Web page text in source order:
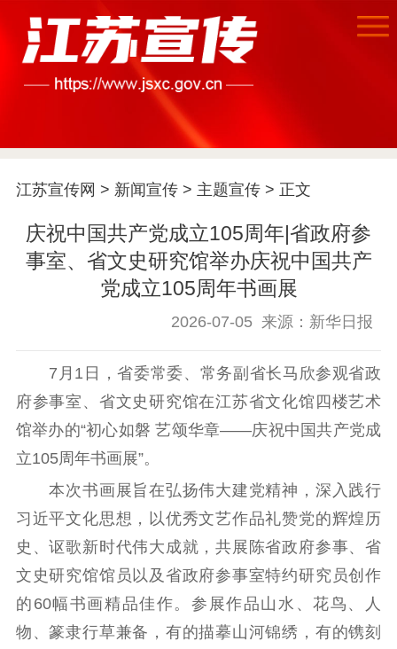
首页
江苏要闻
公示公告
通知公告 信息公开制度
信息公开指南
信息公开年度报
告
政策法规
工作动态
理论武装
理论学习 宣传宣讲 研究阐释
社科强省 工作通知
成果集萃
江苏文脉
资料下载
新闻宣传
主题宣传 对外宣传
新闻发布
记者之家
品牌栏目
江苏宣传网 > 新闻宣传> 主题宣传> 正文
庆祝中国共产党成立105周年|省政府参
事室、省文史研究馆举办庆祝中国共产
党成立105周年书画展
2026-07-05 来源：新华日报
7月1日，省委常委、常务副省长马欣参观省政
府参事室、省文史研究馆在江苏省文化馆四楼艺术
馆举办的“初心如磐 艺颂华章——庆祝中国共产党成
立105周年书画展”。
本次书画展旨在弘扬伟大建党精神，深入践行
习近平文化思想，以优秀文艺作品礼赞党的辉煌历
史、讴歌新时代伟大成就，共展陈省政府参事、省
文史研究馆馆员以及省政府参事室特约研究员创作
的60幅书画精品佳作。参展作品山水、花鸟、人
物、篆隶行草兼备，有的描摹山河锦绣，有的镌刻